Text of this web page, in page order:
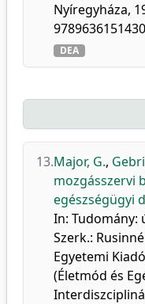
Nyíregyháza,
9789636151430
DEA
13.Major, G.,
mozgásszervi
egészségügyi
In: Tudomány:
Szerk.:
Egyetemi
(Életmód és